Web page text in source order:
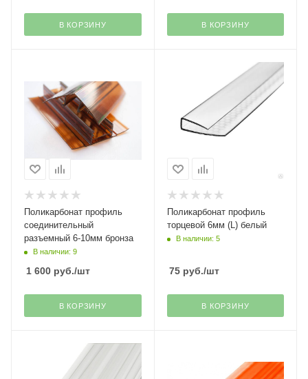
В КОРЗИНУ В КОРЗИНУ
Поликарбонат профиль
соединительный
разъемный 6-10мм бронза
В наличии: 9
1 600 руб./шт
В КОРЗИНУ
Поликарбонат профиль
торцевой 6мм (L) белый
В наличии: 5
75руб./шт
В КОРЗИНУ